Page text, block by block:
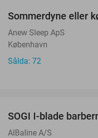
Sommerdyne eller
Anew Sleep ApS
København
Sålda: 72
SOGI I-blade
AlBaline A/S